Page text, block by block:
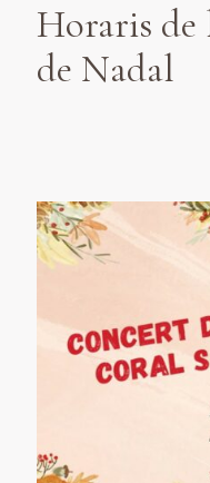
Horaris de
de Nadal